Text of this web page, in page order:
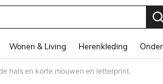
Wonen & Living Herenkleding
hals en korte mouwen en letterprint.